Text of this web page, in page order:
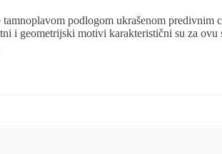
podlogom ukrašenom
i geometrijski motivi karakteristični su za